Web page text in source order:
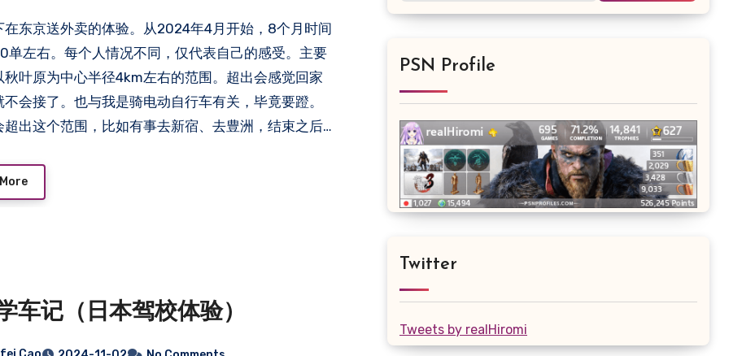
在东京送外卖的体验。从2024年4月开始，8个月时间
单左右。每个人情况不同，仅代表自己的感受。主要
秋叶原为中心半径4km左右的范围。超出会感觉回家
不会接了。也与我是骑电动自行车有关，毕竟要蹬。
超出这个范围，比如有事去新宿、去豊洲，结束之后
它当成一种独特的旅游方式。 首先作为外国人基本需
限… Read more
车记（日本驾校体验）
PSN Profile
Twitter
Tweets by realHiromi